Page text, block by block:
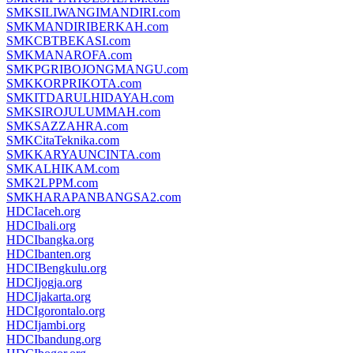
SMKSILIWANGIMANDIRI.com
SMKMANDIRIBERKAH.com
SMKCBTBEKASI.com
SMKMANAROFA.com
SMKPGRIBOJONGMANGU.com
SMKKORPRIKOTA.com
SMKITDARULHIDAYAH.com
SMKSIROJULUMMAH.com
SMKSAZZAHRA.com
SMKCitaTeknika.com
SMKKARYAUNCINTA.com
SMKALHIKAM.com
SMK2LPPM.com
SMKHARAPANBANGSA2.com
HDCIaceh.org
HDCIbali.org
HDCIbangka.org
HDCIbanten.org
HDCIBengkulu.org
HDCIjogja.org
HDCIjakarta.org
HDCIgorontalo.org
HDCIjambi.org
HDCIbandung.org